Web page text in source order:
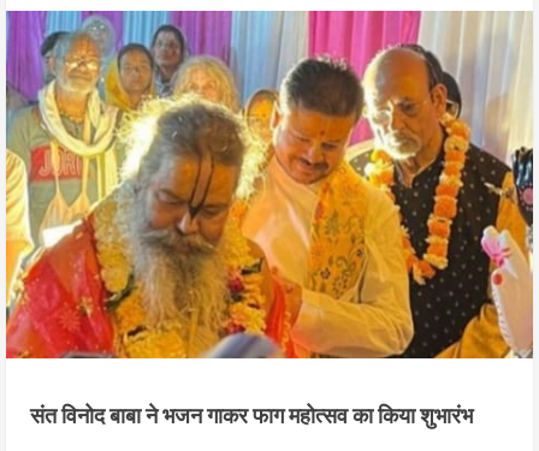
संत विनोद बाबा ने भजन गाकर फाग महोत्सव का किया शुभारंभ